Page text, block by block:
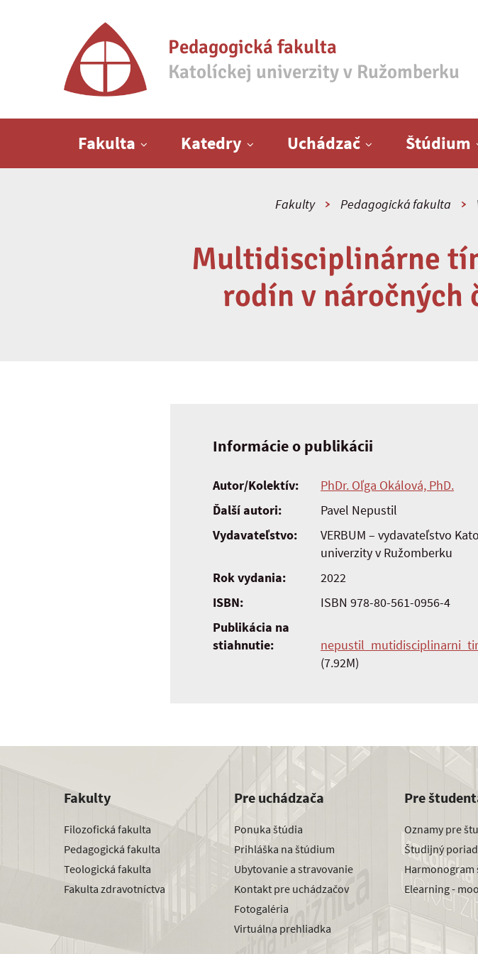
Pedagogická fakulta
Katolíckej univerzity v Ružomberku
Fakulta Katedry Uchádzač Štúdium
Fakulty Pedagogická fakulta
Multidisciplinárne
rodín v náročných
Informácie o publikácii
Autor/Kolektív:
PhDr. Oľga Okálová, PhD.
Ďalší autori:
Pavel Nepustil
Vydavateľstvo:
VERBUM – vydavateľstvo
univerzity v Ružomberku
Rok vydania:
2022
ISBN:
ISBN 978-80-561-0956-4
Publikácia na
stiahnutie:
(7.92M)
Fakulty
Filozofická fakulta
Pedagogická fakulta
Teologická fakulta
Fakulta zdravotníctva
Pre uchádzača
Ponuka štúdia
Prihláška na štúdium
Ubytovanie a stravovanie
Kontakt pre uchádzačov
Fotogaléria
Virtuálna prehliadka
Pre
Oznamy pre
Študijný
Harmonogram
Elearning -